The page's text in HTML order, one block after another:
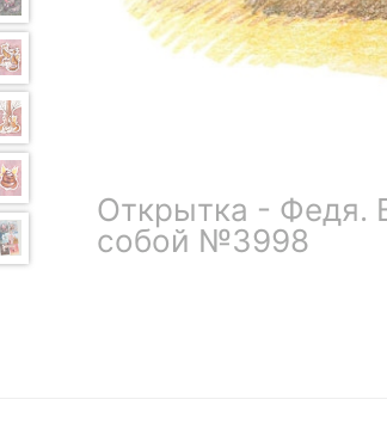
Открытка - Федя.
собой №3998